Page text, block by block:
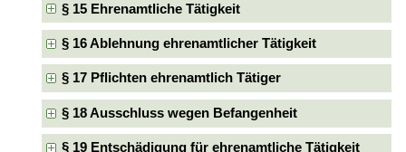
§ 15 Ehrenamtliche Tätigkeit
§ 16 Ablehnung ehrenamtlicher Tätigkeit
§ 17 Pflichten ehrenamtlich Tätiger
§ 18 Ausschluss wegen Befangenheit
§ 19 Entschädigung für ehrenamtliche Tätigkeit